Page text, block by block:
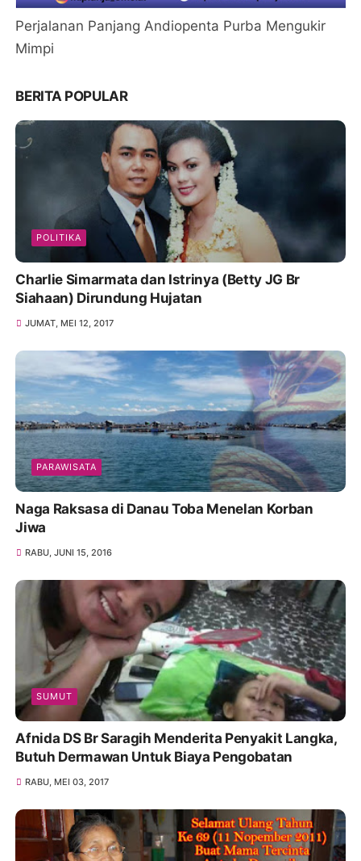
Perjalanan Panjang Andiopenta Purba Mengukir
Mimpi
BERITA POPULAR
POLITIKA
Charlie Simarmata dan Istrinya (Betty JG Br
Siahaan) Dirundung Hujatan
JUMAT, MEI 12, 2017
PARAWISATA
Naga Raksasa di Danau Toba Menelan Korban
Jiwa
RABU, JUNI 15, 2016
SUMUT
Afnida DS Br Saragih Menderita Penyakit Langka,
Butuh Dermawan Untuk Biaya Pengobatan
RABU, MEI 03, 2017